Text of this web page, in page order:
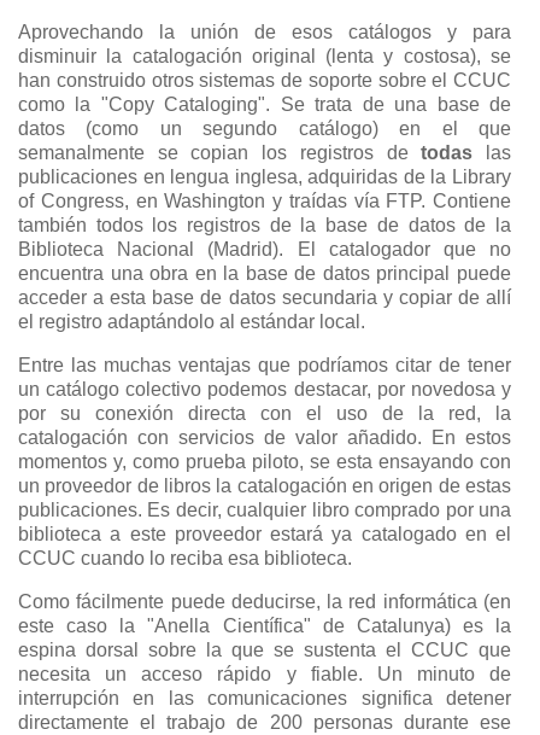
Aprovechando la unión de esos catálogos y para
disminuir la catalogación original (lenta y costosa), se
han construido otros sistemas de soporte sobre el CCUC
como la "Copy Cataloging". Se trata de una base de
datos (como un segundo catálogo) en el que
semanalmente se copian los registros detodas las
publicaciones en lengua inglesa, adquiridas de la Library
of Congress, en Washington y traídas vía FTP. Contiene
también todos los registros de la base de datos de la
Biblioteca Nacional (Madrid). El catalogador que no
encuentra una obra en la base de datos principal puede
acceder a esta base de datos secundaria y copiar de allí
el registro adaptándolo al estándar local.
Entre las muchas ventajas que podríamos citar de tener
un catálogo colectivo podemos destacar, por novedosa y
por su conexión directa con el uso de la red, la
catalogación con servicios de valor añadido. En estos
momentos y, como prueba piloto, se esta ensayando con
un proveedor de libros la catalogación en origen de estas
publicaciones. Es decir, cualquier libro comprado por una
biblioteca a este proveedor estará ya catalogado en el
CCUC cuando lo reciba esa biblioteca.
Como fácilmente puede deducirse, la red informática (en
este caso la "Anella Científica" de Catalunya) es la
espina dorsal sobre la que se sustenta el CCUC que
necesita un acceso rápido y fiable. Un minuto de
interrupción en las comunicaciones significa detener
directamente el trabajo de 200 personas durante ese